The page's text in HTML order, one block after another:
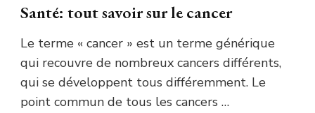
Santé: tout savoir sur le cancer
Le terme « cancer » est un terme générique
qui recouvre de nombreux cancers différents,
qui se développent tous différemment. Le
point commun de tous les cancers …